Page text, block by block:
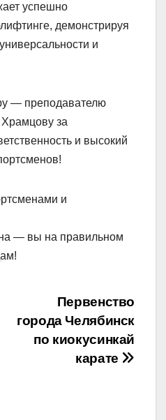
успешно
демонстрируя
и
— преподавателю
за
и высокий
и
— вы на правильном
Первенство
города Челябинск
по киокусинкай
карате